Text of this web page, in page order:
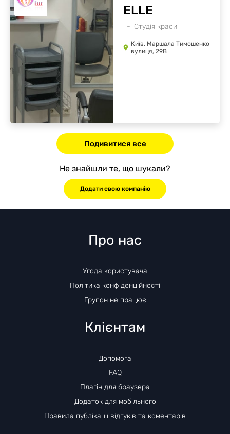
Студія краси
ELLE
Київ, Маршала Тимошенко
вулиця, 29В
Подивитися все
Не знайшли те, що шукали?
Додати свою компанію
Про нас
Угода користувача
Політика конфіденційності
Групон не працює
Клієнтам
Допомога
FAQ
Плагін для браузера
Додаток для мобільного
Правила публікації відгуків та коментарів